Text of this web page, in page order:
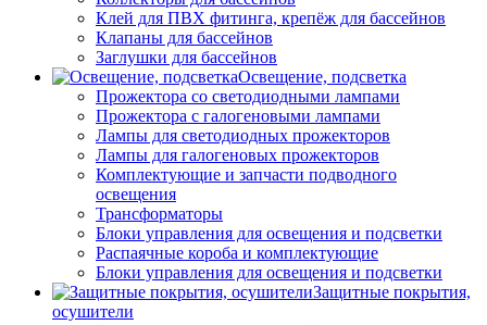
Клей для ПВХ фитинга, крепёж для бассейнов
Клапаны для бассейнов
Заглушки для бассейнов
Освещение, подсветка
Прожектора со светодиодными лампами
Прожектора с галогеновыми лампами
Лампы для светодиодных прожекторов
Лампы для галогеновых прожекторов
Комплектующие и запчасти подводного
освещения
Трансформаторы
Блоки управления для освещения и подсветки
Распаячные короба и комплектующие
Блоки управления для освещения и подсветки
Защитные покрытия,
осушители